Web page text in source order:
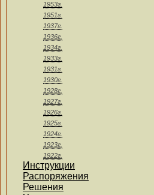
1953г.
1951г.
1937г.
1936г.
1934г.
1933г.
1931г.
1930г.
1928г.
1927г.
1926г.
1925г.
1924г.
1923г.
1922г.
Инструкции
Распоряжения
Решения